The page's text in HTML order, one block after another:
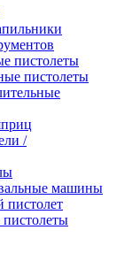
пистолеты
пистолеты
/
машины
пистолет